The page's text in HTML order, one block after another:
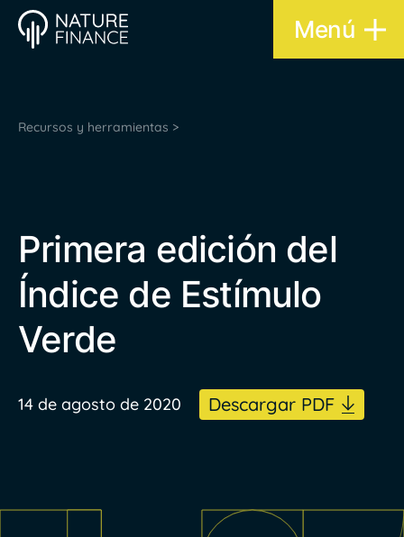
Menú
Recursos y herramientas >
Primera edición del
Índice de Estímulo
Verde
14 de agosto de 2020 Descargar PDF